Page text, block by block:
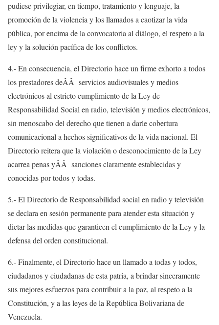
pudiese privilegiar, en tiempo, tratamiento y lenguaje, la
promoción de la violencia y los llamados a caotizar la vida
pública, por encima de la convocatoria al diálogo, el respeto a la
ley y la solución pacífica de los conflictos.
4.- En consecuencia, el Directorio hace un firme exhorto a todos
los prestadores deÂÂ servicios audiovisuales y medios
electrónicos al estricto cumplimiento de la Ley de
Responsabilidad Social en radio, televisión y medios electrónicos,
sin menoscabo del derecho que tienen a darle cobertura
comunicacional a hechos significativos de la vida nacional. El
Directorio reitera que la violación o desconocimiento de la Ley
acarrea penas yÂÂ sanciones claramente establecidas y
conocidas por todos y todas.
5.- El Directorio de Responsabilidad social en radio y televisión
se declara en sesión permanente para atender esta situación y
dictar las medidas que garanticen el cumplimiento de la Ley y la
defensa del orden constitucional.
6.- Finalmente, el Directorio hace un llamado a todas y todos,
ciudadanos y ciudadanas de esta patria, a brindar sinceramente
sus mejores esfuerzos para contribuir a la paz, al respeto a la
Constitución, y a las leyes de la República Bolivariana de
Venezuela.